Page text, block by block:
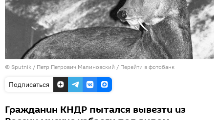
© Sputnik / Петр Петрович Малиновский / Перейти в фотобанк
Подписаться
Гражданин КНДР пытался вывезти из